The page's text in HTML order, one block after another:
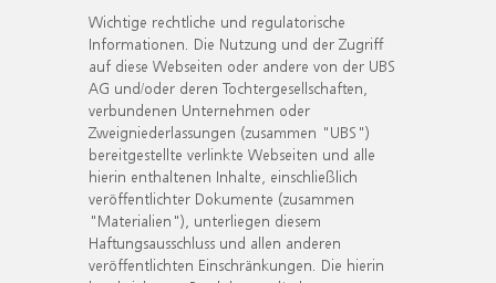
Wichtige rechtliche und regulatorische
Informationen. Die Nutzung und der Zugriff
auf diese Webseiten oder andere von der UBS
AG und/oder deren Tochtergesellschaften,
verbundenen Unternehmen oder
Zweigniederlassungen (zusammen "UBS")
bereitgestellte verlinkte Webseiten und alle
hierin enthaltenen Inhalte, einschließlich
veröffentlichter Dokumente (zusammen
"Materialien"), unterliegen diesem
Haftungsausschluss und allen anderen
veröffentlichten Einschränkungen. Die hierin